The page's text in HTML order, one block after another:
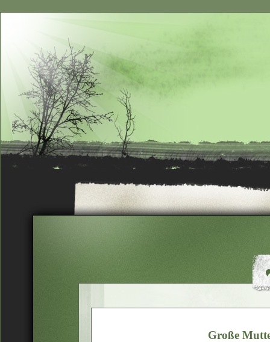
Große